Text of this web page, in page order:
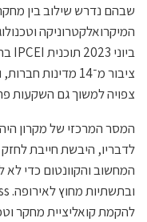
שבהם נדרש שילוב בין
המיקרואלקטרוניקה
צפויה למשוך גם השקעות
המסר המרכזי של מקרון
לדבריו, היבשת חייבת
המחשוב והקוונטום כדי
להקמת קואליציית מחקר